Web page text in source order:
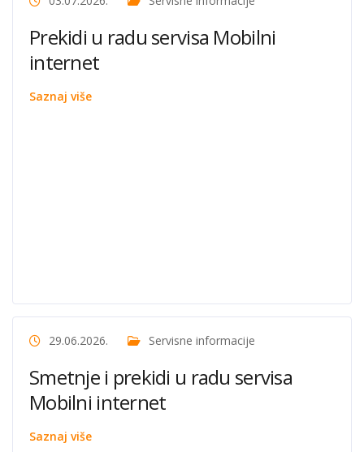
Prekidi u radu servisa Mobilni
internet
Saznaj više
29.06.2026. Servisne informacije
Smetnje i prekidi u radu servisa
Mobilni internet
Saznaj više